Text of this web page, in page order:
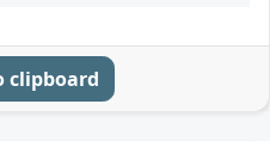
clipboard